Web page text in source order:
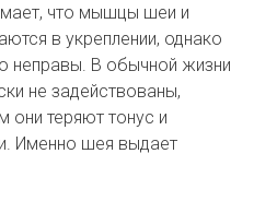
что мышцы шеи и
в укреплении, однако
неправы. В обычной жизни
не задействованы,
они теряют тонус и
Именно шея выдает